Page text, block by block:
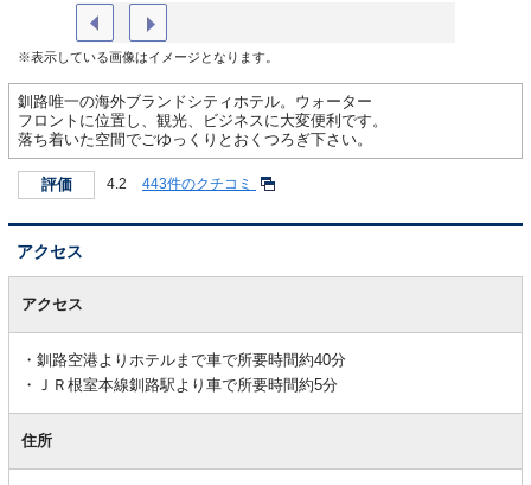
※表示している画像はイメージとなります。
釧路唯一の海外ブランドシティホテル。ウォーター
フロントに位置し、観光、ビジネスに大変便利です。
落ち着いた空間でごゆっくりとおくつろぎ下さい。
評価 4.2 443件のクチコミ
アクセス
アクセス
釧路空港よりホテルまで車で所要時間約40分
ＪＲ根室本線釧路駅より車で所要時間約5分
住所